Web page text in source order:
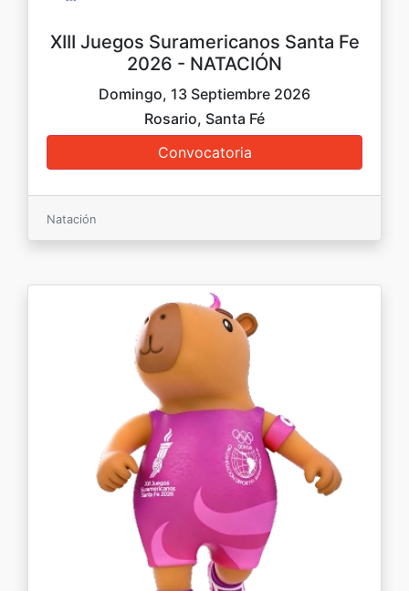
XIII Juegos Suramericanos Santa Fe
2026 - NATACIÓN
Domingo, 13 Septiembre 2026
Rosario, Santa Fé
Natación